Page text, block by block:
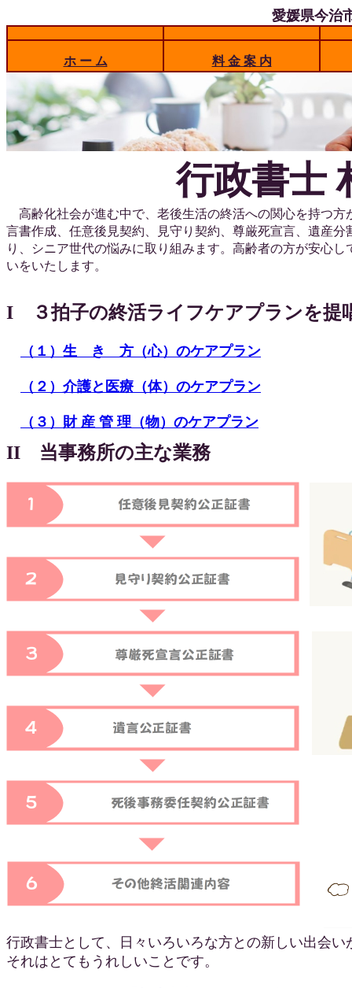
愛媛県今治
ホ ー ム 料 金 案 内
行政書士
高齢化社会が進む中で、老後生活の終活への関心を持つ方
言書作成、任意後見契約、見守り契約、尊厳死宣言、遺産
り、シニア世代の悩みに取り組みます。高齢者の方が安心
いをいたします。
I ３拍子の終活ライフケアプランを提
（１）生 き 方（心）のケアプラン
（２）介護と医療（体）のケアプラン
（３）財 産 管 理（物）のケアプラン
II 当事務所の主な業務
行政書士として、日々いろいろな方との新しい出会い
それはとてもうれしいことです。